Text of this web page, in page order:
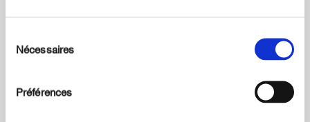
duNécessaires
Préférences
Terreau Rempotage, Plantes Vertes et Plantes Fleuries
Algoflash